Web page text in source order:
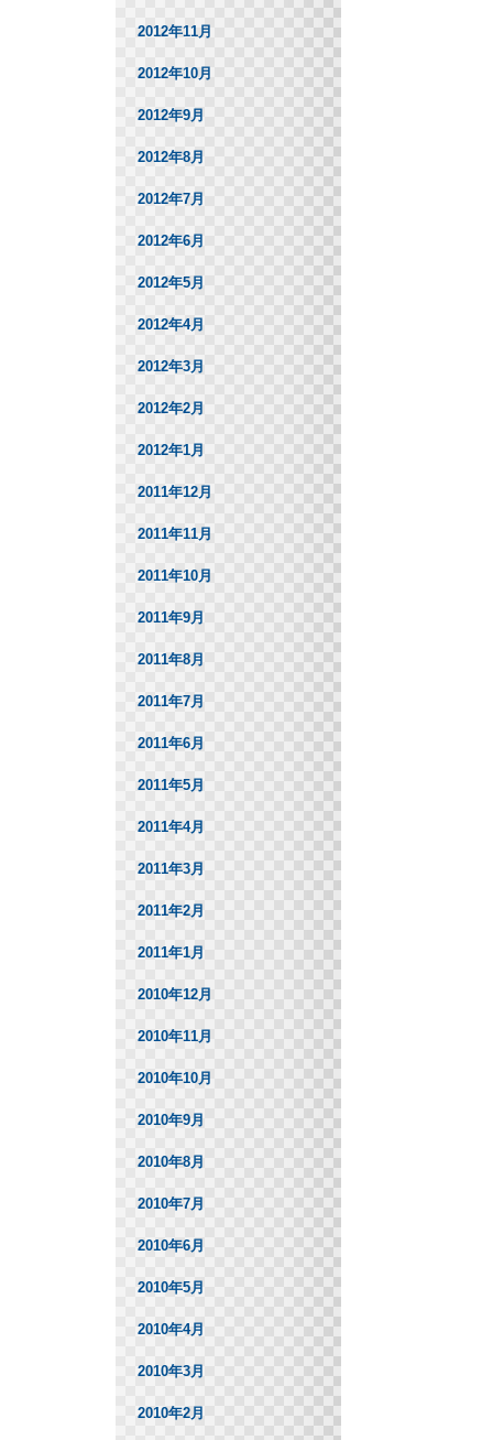
2012年11月
2012年10月
2012年9月
2012年8月
2012年7月
2012年6月
2012年5月
2012年4月
2012年3月
2012年2月
2012年1月
2011年12月
2011年11月
2011年10月
2011年9月
2011年8月
2011年7月
2011年6月
2011年5月
2011年4月
2011年3月
2011年2月
2011年1月
2010年12月
2010年11月
2010年10月
2010年9月
2010年8月
2010年7月
2010年6月
2010年5月
2010年4月
2010年3月
2010年2月